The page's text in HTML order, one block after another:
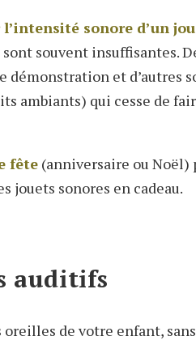
sonore d’un
souvent insuffisantes.
démonstration et d’autres
ambiants) qui cesse de
fête (anniversaire ou Noël)
jouets sonores en cadeau.
auditifs
de votre enfant,